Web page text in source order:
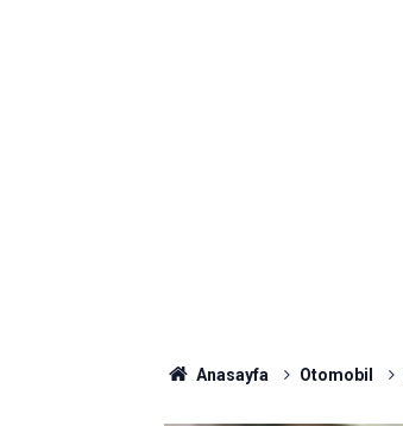
Anasayfa Otomobil